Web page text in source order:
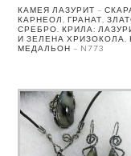
КАМЕЯ ЛАЗУРИТ –
КАРНЕОЛ, ГРАНАТ,
СРЕБРО. КРИЛА:
И ЗЕЛЕНА ХРИЗОКОЛА,
МЕДАЛЬОН – N773